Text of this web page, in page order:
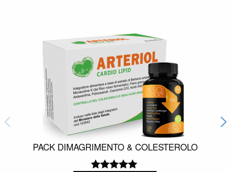
PACK DIMAGRIMENTO & COLESTEROLO